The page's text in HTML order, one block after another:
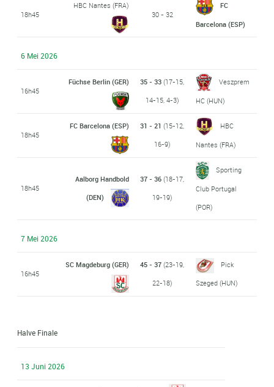
18h45
HBC Nantes (FRA)
30 - 32
FC
Barcelona (ESP)
6 Mei 2026
16h45
Füchse Berlin (GER) 35 - 33 (17-15,
14-15, 4-3)
Veszprem
HC (HUN)
18h45
FC Barcelona (ESP) 31 - 21 (15-12,
16-9)
HBC
Nantes (FRA)
18h45
Aalborg Handbold
(DEN)
37 - 36 (18-17,
19-19)
Sporting
Club Portugal
(POR)
7 Mei 2026
16h45
SC Magdeburg (GER) 45 - 37 (23-19,
22-18)
Pick
Szeged (HUN)
Halve Finale
13 Juni 2026